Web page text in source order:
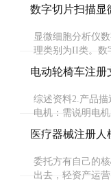
数字切片扫描显
显微细胞分析仪
理类别为II类。数
电动轮椅车注册
综述资料2.产品
电机：需说明电
医疗器械注册
委托方有自己的
出去，轻资产运